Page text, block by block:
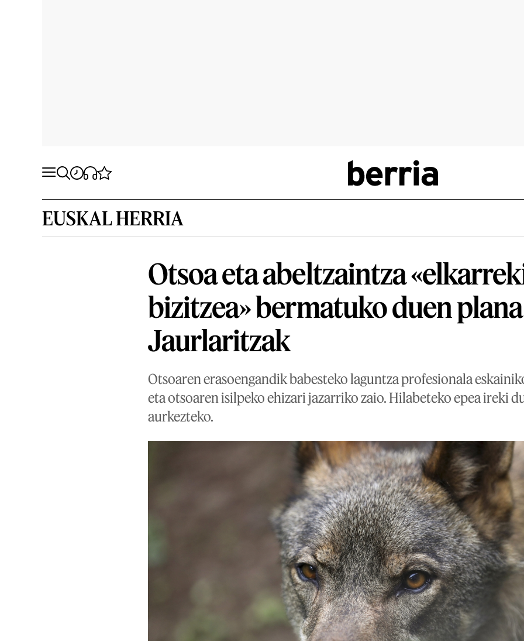
EUSKAL HERRIA
Otsoa eta abeltzaintza
bizitzea» bermatuko duen
Jaurlaritzak
Otsoaren erasoengandik babesteko laguntza profesionala
eta otsoaren isilpeko ehizari jazarriko zaio. Hilabeteko epea ireki
aurkezteko.